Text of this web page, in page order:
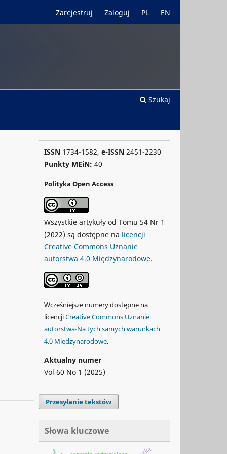
Szukaj
Zarejestruj Zaloguj PL EN
ISSN 1734-1582, e-ISSN 2451-2230
Punkty MEiN: 40
Polityka Open Access
Wszystkie artykuły od Tomu 54 Nr 1
(2022) są dostępne na licencji
Creative Commons Uznanie
autorstwa 4.0 Międzynarodowe.
Wcześniejsze numery dostępne na
licencjiCreative Commons Uznanie
autorstwa-Na tych samych warunkach
4.0 Międzynarodowe.
Aktualny numer
Vol 60 No 1 (2025)
Przesyłanie tekstów
Słowa kluczowe